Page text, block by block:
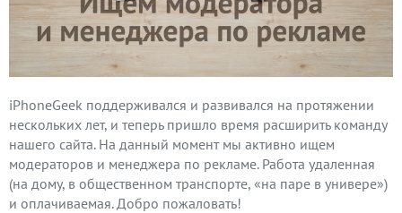
iPhoneGeek поддерживался и развивался на протяжении
нескольких лет, и теперь пришло время расширить команду
нашего сайта. На данный момент мы активно ищем
модераторов и менеджера по рекламе. Работа удаленная
(на дому, в общественном транспорте, «на паре в универе»)
и оплачиваемая. Добро пожаловать!